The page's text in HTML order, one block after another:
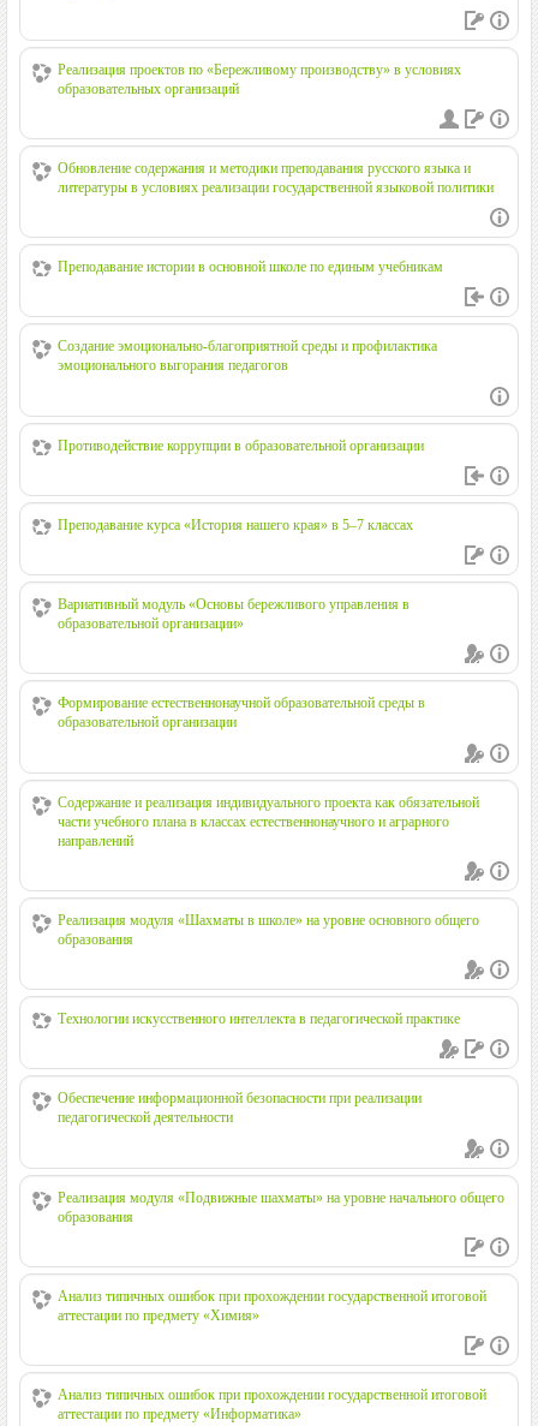
Реализация проектов по «Бережливому производству» в условиях
образовательных организаций
Обновление содержания и методики преподавания русского языка и
литературы в условиях реализации государственной языковой политики
Преподавание истории в основной школе по единым учебникам
Создание эмоционально-благоприятной среды и профилактика
эмоционального выгорания педагогов
Противодействие коррупции в образовательной организации
Преподавание курса «История нашего края» в 5–7 классах
Вариативный модуль «Основы бережливого управления в
образовательной организации»
Формирование естественнонаучной образовательной среды в
образовательной организации
Содержание и реализация индивидуального проекта как обязательной
части учебного плана в классах естественнонаучного и аграрного
направлений
Реализация модуля «Шахматы в школе» на уровне основного общего
образования
Технологии искусственного интеллекта в педагогической практике
Обеспечение информационной безопасности при реализации
педагогической деятельности
Реализация модуля «Подвижные шахматы» на уровне начального общего
образования
Анализ типичных ошибок при прохождении государственной итоговой
аттестации по предмету «Химия»
Анализ типичных ошибок при прохождении государственной итоговой
аттестации по предмету «Информатика»